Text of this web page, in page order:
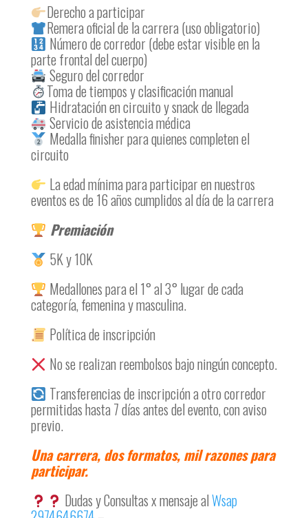
Derecho a participar
Remera oficial de la carrera (uso obligatorio)
Número de corredor (debe estar visible en la
parte frontal del cuerpo)
Seguro del corredor
Toma de tiempos y clasificación manual
Hidratación en circuito y snack de llegada
Servicio de asistencia médica
Medalla finisher para quienes completen el
circuito
La edad mínima para participar en nuestros
eventos es de 16 años cumplidos al día de la carrera
Premiación
5K y 10K
Medallones para el 1° al 3° lugar de cada
categoría, femenina y masculina.
Política de inscripción
No se realizan reembolsos bajo ningún concepto.
Transferencias de inscripción a otro corredor
permitidas hasta 7 días antes del evento, con aviso
previo.
Una carrera, dos formatos, mil razones para
participar.
Dudas y Consultas x mensaje alWsap